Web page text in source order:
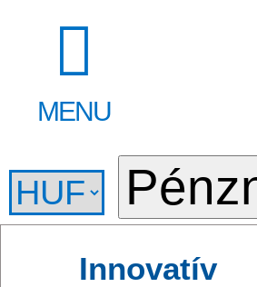
MENU
Innovatív